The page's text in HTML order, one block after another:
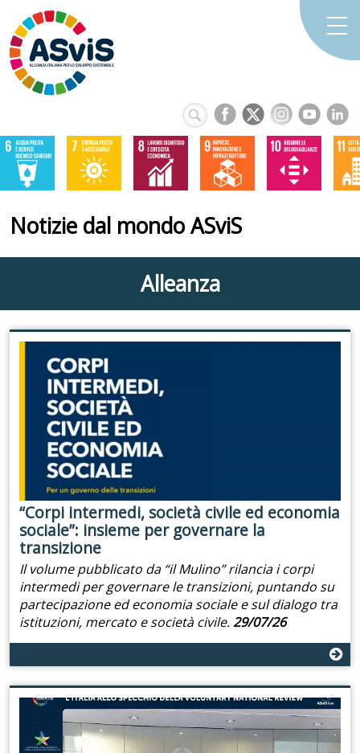
Notizie dal mondo ASviS
Alleanza
“Corpi intermedi, società civile ed economia
sociale”: insieme per governare la
transizione
Il volume pubblicato da “il Mulino” rilancia i corpi
intermedi per governare le transizioni, puntando su
partecipazione ed economia sociale e sul dialogo tra
istituzioni, mercato e società civile.29/07/26